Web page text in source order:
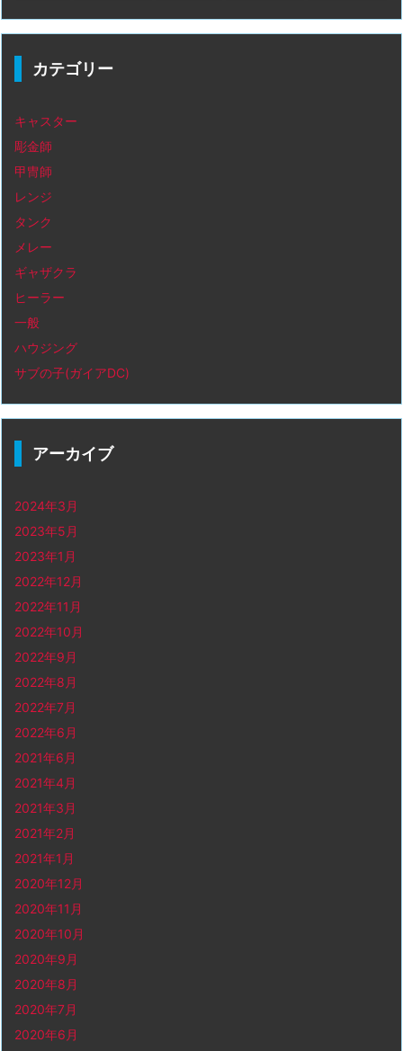
カテゴリー
キャスター
彫金師
甲冑師
レンジ
タンク
メレー
ギャザクラ
ヒーラー
一般
ハウジング
サブの子(ガイアDC)
アーカイブ
2024年3月
2023年5月
2023年1月
2022年12月
2022年11月
2022年10月
2022年9月
2022年8月
2022年7月
2022年6月
2021年6月
2021年4月
2021年3月
2021年2月
2021年1月
2020年12月
2020年11月
2020年10月
2020年9月
2020年8月
2020年7月
2020年6月